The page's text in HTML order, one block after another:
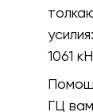
1061
ГЦ